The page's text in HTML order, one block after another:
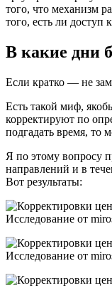
того, что механизм
того, есть ли доступ
В какие дни
Если кратко — не
Есть такой миф,
корректируют по
подгадать время, то
Я по этому вопросу
направлений и в
Вот результаты: